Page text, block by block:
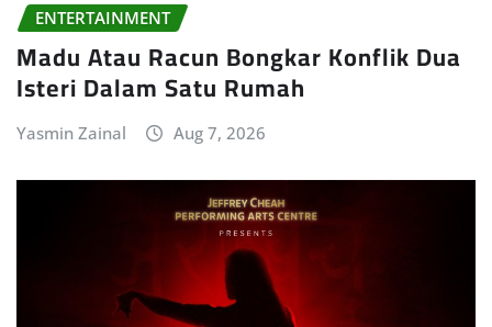
ENTERTAINMENT
Madu Atau Racun Bongkar Konflik Dua
Isteri Dalam Satu Rumah
Yasmin Zainal Aug 7, 2026